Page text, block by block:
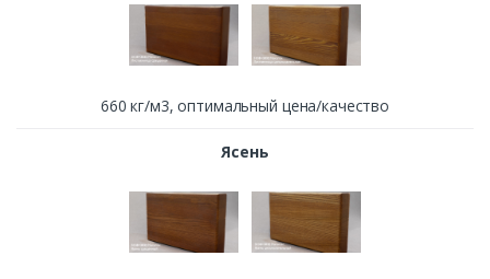
660 кг/м3, оптимальный цена/качество
Ясень